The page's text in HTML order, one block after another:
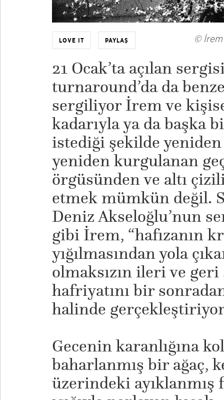
LOVE IT PAYLAŞ © İrem
21 Ocak’ta açılan
turnaround’da da
sergiliyor İrem ve
kadarıyla ya da başka
istediği şekilde
yeniden kurgulanan
örgüsünden ve altı
etmek mümkün değil.
Deniz Akseloğlu’nun
gibi İrem, “hafızanın
yığılmasından yola
olmaksızın ileri ve
hafriyatını bir
halinde
Gecenin karanlığına
baharlanmış bir ağaç,
üzerindeki ayıklanmış